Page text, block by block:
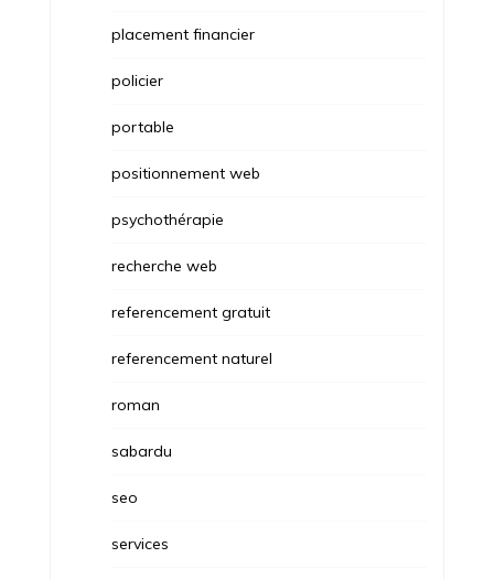
placement financier
policier
portable
positionnement web
psychothérapie
recherche web
referencement gratuit
referencement naturel
roman
sabardu
seo
services